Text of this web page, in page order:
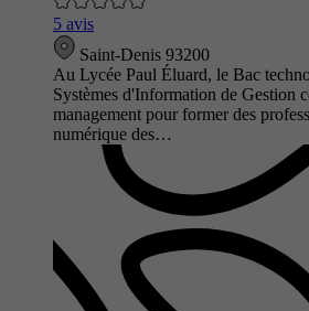
5 avis
Saint-Denis 93200
Au Lycée Paul Éluard, le Bac
Systèmes d'Information de Gestion
management pour former des
numérique des…